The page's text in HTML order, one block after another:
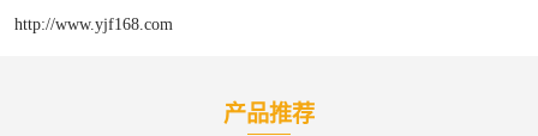
http://www.yjf168.com
产品推荐